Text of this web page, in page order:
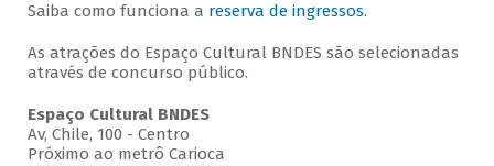
Saiba como funciona a reserva de ingressos.
As atrações do Espaço Cultural BNDES são selecionadas
através de concurso público.
Espaço Cultural BNDES
Av, Chile, 100 - Centro
Próximo ao metrô Carioca